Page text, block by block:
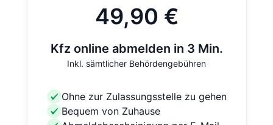
49,90 €
Kfz online abmelden in 3 Min.
Inkl. sämtlicher Behördengebühren
Ohne zur Zulassungsstelle zu gehen
Bequem von Zuhause